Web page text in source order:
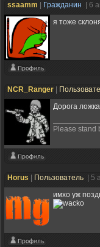
ssaamm Гражданин
| 6
я тоже
NCR_Ranger
Дорога
Please stand
Horus Пользователь
| 5
имхо уж